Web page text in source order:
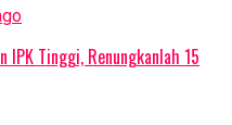
IPK Tinggi, Renungkanlah 15